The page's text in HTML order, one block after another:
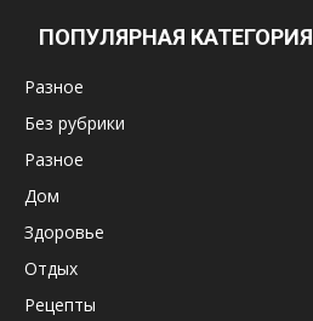
ПОПУЛЯРНАЯ КАТЕГОРИЯ
Разное
Без рубрики
Разное
Дом
Здоровье
Отдых
Рецепты